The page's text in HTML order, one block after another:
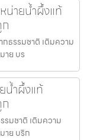
น่ายน้ำผึ้งแท้
ธรรมชาติ เติมความ
าย บร
น้ำผึ้งแท้
รมชาติ เติมความ
าย บริก